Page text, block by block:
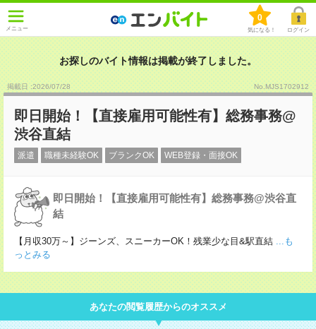
メニュー
0
気になる！ ログイン
お探しのバイト情報は掲載が終了しました。
掲載日 :2026/07/28 No.MJS1702912
即日開始！【直接雇用可能性有】総務事務@
渋谷直結
派遣 職種未経験OK ブランクOK WEB登録・面接OK
即日開始！【直接雇用可能性有】総務事務@渋谷直
結
【月収30万～】ジーンズ、スニーカーOK！残業少な目&駅直結 ...も
っとみる
あなたの閲覧履歴からのオススメ